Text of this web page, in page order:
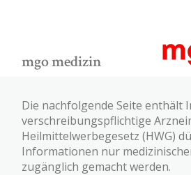
mgo medizin
Die nachfolgende Seite enthält
verschreibungspflichtige
Heilmittelwerbegesetz (HWG)
Informationen nur
zugänglich gemacht werden.